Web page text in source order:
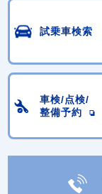
試乗車検索
車検/点検/
整備予約